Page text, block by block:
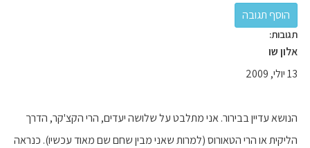
תגובות:
אלון שו
13 יולי, 2009
הנושא עדיין בבירור. אני מתלבט על שלושה יעדים, הרי הקצ'קר, הדרך
הליקית או הרי הטאורוס (למרות שאני מבין שחם שם מאוד עכשיו). כנראה